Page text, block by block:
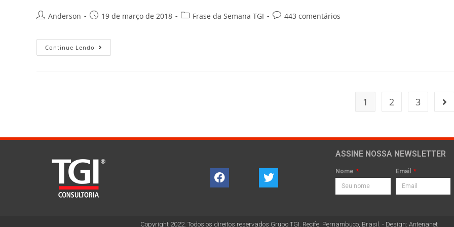
Anderson 19 de março de 2018 Frase da Semana TGI 443 comentários
Continue Lendo
1 2 3
ASSINE NOSSA NEWSLETTER
Nome Email
Copyright 2022. Todos os direitos reservados Grupo TGI. Recife. Pernambuco, Brasil. - Design: Antenanet